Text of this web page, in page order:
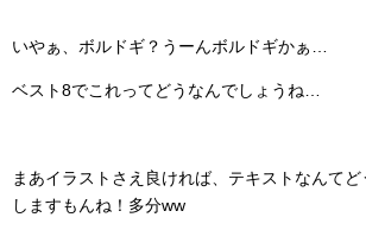
いやぁ、ボルドギ？うーんボルドギかぁ…
ベスト8でこれってどうなんでしょうね…
まあイラストさえ良ければ、テキストなんて
しますもんね！多分ww